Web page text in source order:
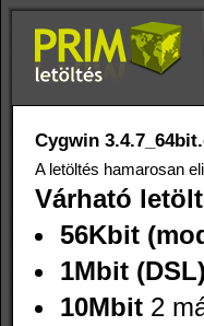
Cygwin
A letöltés hamarosan
Várható
56Kbit
1Mbit (DSL)
10Mbit 2